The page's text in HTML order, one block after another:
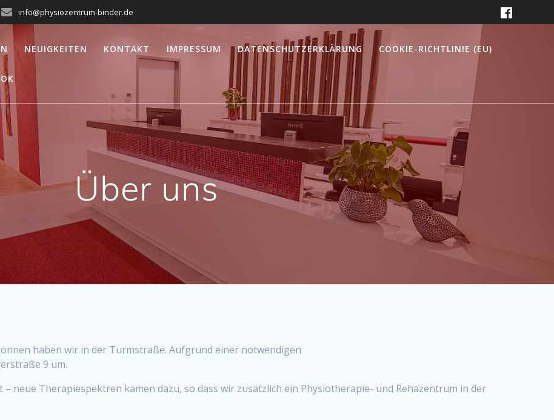
info@physiozentrum-binder.de
NEUIGKEITEN KONTAKT IMPRESSUM DATENSCHUTZ­ERKLÄRUNG COOKIE-RICHTLINIE (EU)
Über uns
haben wir in der Turmstraße. Aufgrund einer notwendigen
9 um.
neue Therapiespektren kamen dazu, so dass wir zusätzlich ein Physiotherapie- und Rehazentrum in der